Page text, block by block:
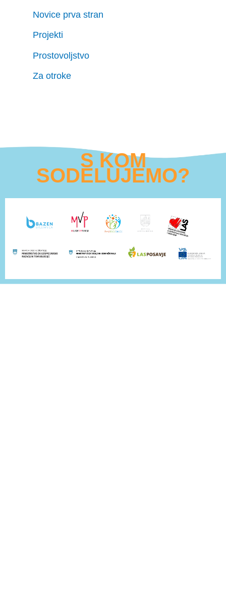
Novice prva stran
Projekti
Prostovoljstvo
Za otroke
S KOM
SODELUJEMO?